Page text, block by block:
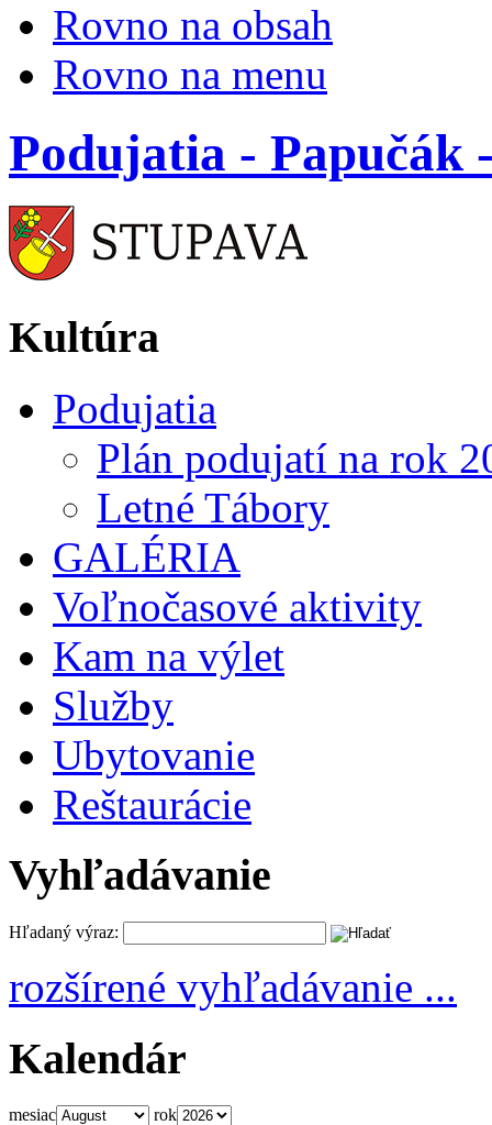
Rovno na obsah
Rovno na menu
Podujatia - Papučák
Kultúra
Podujatia
Plán podujatí na rok
Letné Tábory
GALÉRIA
Voľnočasové aktivity
Kam na výlet
Služby
Ubytovanie
Reštaurácie
Vyhľadávanie
Hľadaný výraz:
rozšírené vyhľadávanie ...
Kalendár
mesiac rok